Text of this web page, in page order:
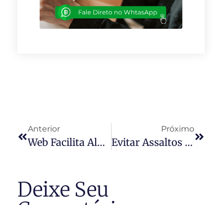
Anterior
Web Facilita Aluguel De Temporada
Próximo
Evitar Assaltos Em Condomínios
Deixe Seu